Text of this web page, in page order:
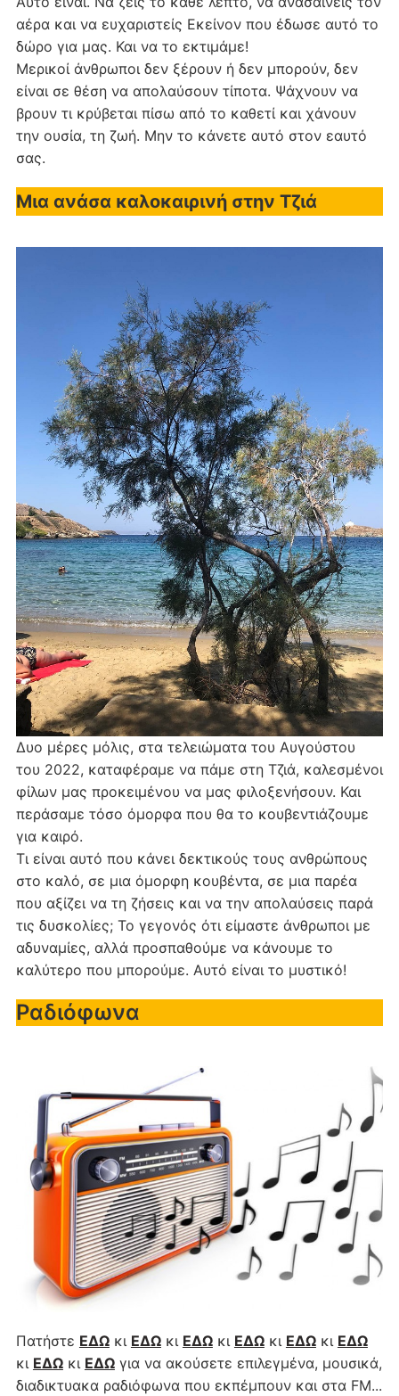
αέρα και να ευχαριστείς Εκείνον που έδωσε αυτό το
δώρο για μας. Και να το εκτιμάμε!
Μερικοί άνθρωποι δεν ξέρουν ή δεν μπορούν, δεν
είναι σε θέση να απολαύσουν τίποτα. Ψάχνουν να
βρουν τι κρύβεται πίσω από το καθετί και χάνουν
την ουσία, τη ζωή. Μην το κάνετε αυτό στον εαυτό
σας.
Μια ανάσα καλοκαιρινή στην Τζιά
Δυο μέρες μόλις, στα τελειώματα του Αυγούστου
του 2022, καταφέραμε να πάμε στη Τζιά, καλεσμένοι
φίλων μας προκειμένου να μας φιλοξενήσουν. Και
περάσαμε τόσο όμορφα που θα το κουβεντιάζουμε
για καιρό.
Τι είναι αυτό που κάνει δεκτικούς τους ανθρώπους
στο καλό, σε μια όμορφη κουβέντα, σε μια παρέα
που αξίζει να τη ζήσεις και να την απολαύσεις παρά
τις δυσκολίες; Το γεγονός ότι είμαστε άνθρωποι με
αδυναμίες, αλλά προσπαθούμε να κάνουμε το
καλύτερο που μπορούμε. Αυτό είναι το μυστικό!
Ραδιόφωνα
Πατήστε ΕΔΩκι ΕΔΩκι ΕΔΩκι ΕΔΩκι ΕΔΩκι ΕΔΩ
κι ΕΔΩκι ΕΔΩγια να ακούσετε επιλεγμένα, μουσικά,
διαδικτυακα ραδιόφωνα που εκπέμπουν και στα FM...